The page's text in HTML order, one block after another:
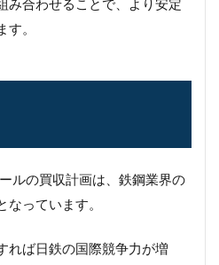
み合わせることで、より安定
す。
ルの買収計画は、鉄鋼業界の
っています。
れば日鉄の国際競争力が増